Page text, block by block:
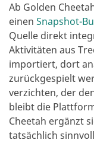
Ab Golden
einen Snapshot-
Quelle direkt
Aktivitäten aus
importiert, dort
zurückgespielt
verzichten, der
bleibt die
Cheetah ergänzt
tatsächlich